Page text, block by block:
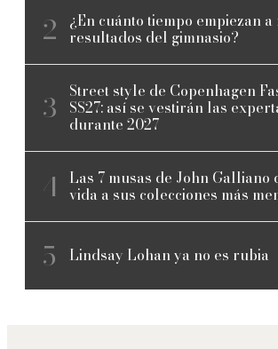
¿En cuánto tiempo empiezan
resultados del gimnasio?
Street style de Copenhagen
SS27: así se vestirán las
durante 2027
Las 7 musas de John Galliano
vida a sus colecciones más
Lindsay Lohan ya no es rubia